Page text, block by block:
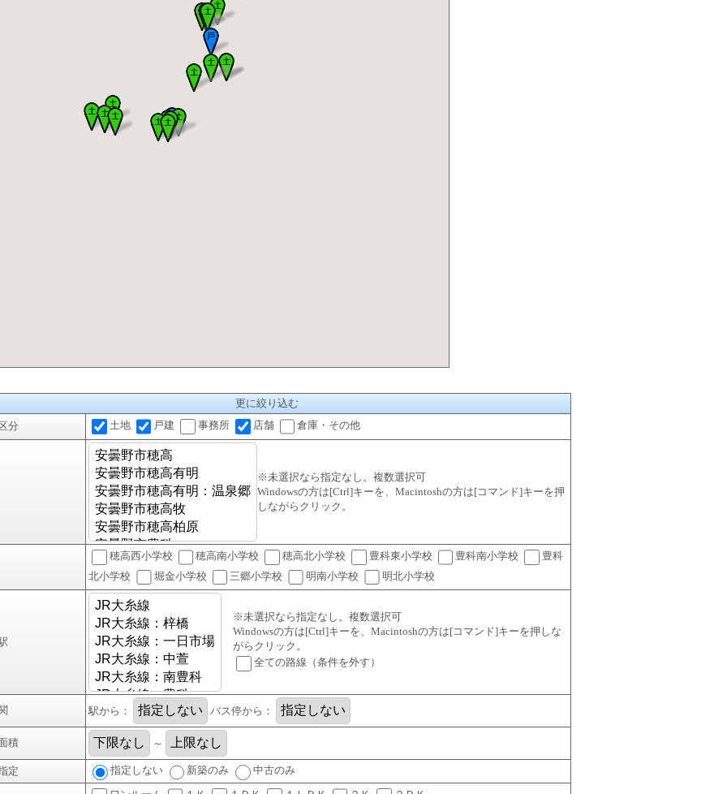
更に絞り込む
分
土地 戸建 事務所 店舗 倉庫・その他
※未選択なら指定なし。複数選択可
Windowsの方は[Ctrl]キーを、Macintoshの方は[コマンド]キーを押
しながらクリック。
穂高西小学校 穂高南小学校 穂高北小学校 豊科東小学校 豊科南小学校
豊科
北小学校
堀金小学校 三郷小学校 明南小学校 明北小学校
※未選択なら指定なし。複数選択可
Windowsの方は[Ctrl]キーを、Macintoshの方は[コマンド]キーを押しな
がらクリック。
全ての路線（条件を外す）
駅から： バス停から：
積 ～
定 指定しない 新築のみ 中古のみ